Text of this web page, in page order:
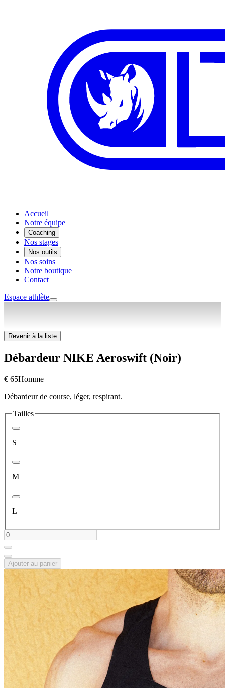
Accueil
Notre équipe
Coaching
Nos stages
Nos outils
Nos soins
Notre boutique
Contact
Espace athlète
Revenir à la liste
Débardeur NIKE Aeroswift (Noir)
€ 65Homme
Débardeur de course, léger, respirant.
Tailles
S
M
L
Ajouter au panier